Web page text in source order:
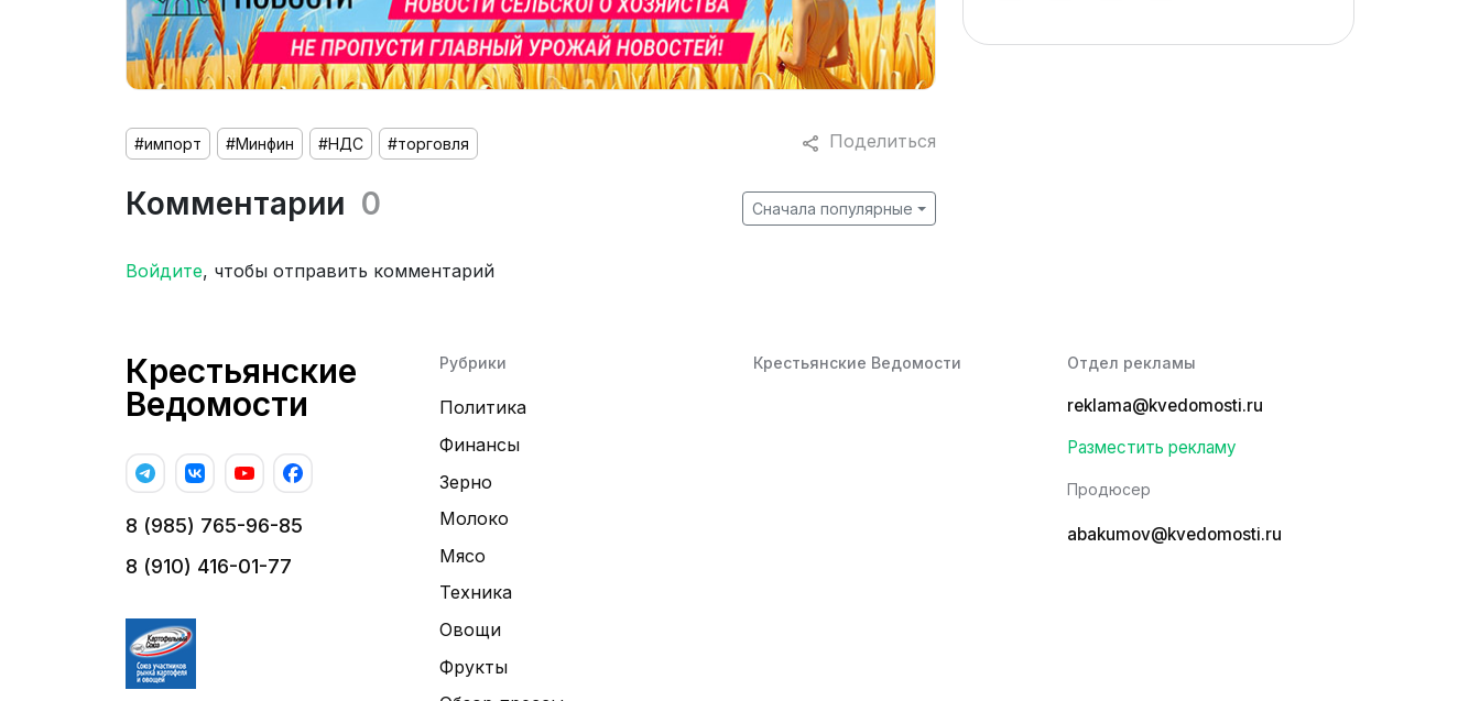
Поделиться
#импорт #Минфин #НДС #торговля
Комментарии 0 Сначала популярные
Войдите, чтобы отправить комментарий
Крестьянские
Ведомости
8 (985) 765-96-85
8 (910) 416-01-77
Рубрики
Политика
Финансы
Зерно
Молоко
Мясо
Техника
Овощи
Фрукты
Крестьянские Ведомости Отдел рекламы
reklama@kvedomosti.ru
Разместить рекламу
Продюсер
abakumov@kvedomosti.ru